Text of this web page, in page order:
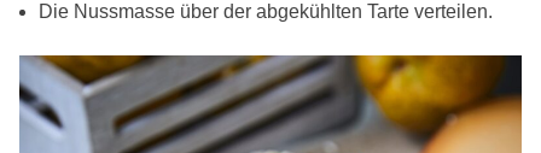
Die Nussmasse über der abgekühlten Tarte verteilen.